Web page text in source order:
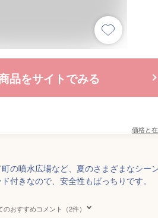
品をサイトでみる
価格と
の噴水広場など、夏のさまざまなシー
付きなので、安全性もばっちりです。
のおすすめコメント（2件）